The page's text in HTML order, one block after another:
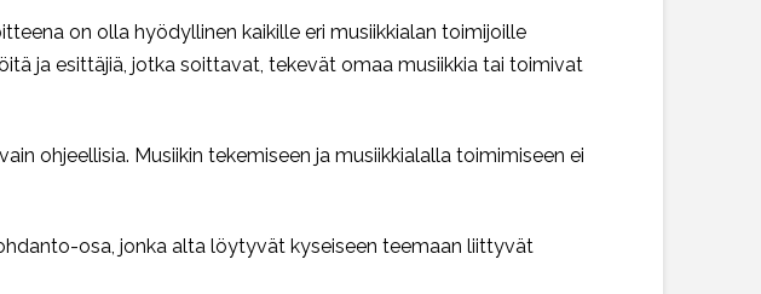
on olla hyödyllinen kaikille eri musiikkialan toimijoille
ja esittäjiä, jotka soittavat, tekevät omaa musiikkia tai toimivat
ohjeellisia. Musiikin tekemiseen ja musiikkialalla toimimiseen ei
osa, jonka alta löytyvät kyseiseen teemaan liittyvät